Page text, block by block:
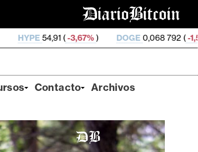
DOGE0,068 792 (-1,59%) LEO9,74 (
Contacto Archivos